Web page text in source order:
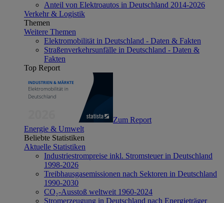
Anteil von Elektroautos in Deutschland 2014-2026
Verkehr & Logistik
Themen
Weitere Themen
Elektromobilität in Deutschland - Daten & Fakten
Straßenverkehrsunfälle in Deutschland - Daten &
Fakten
Top Report
Zum Report
Energie & Umwelt
Beliebte Statistiken
Aktuelle Statistiken
Industriestrompreise inkl. Stromsteuer in Deutschland
1998-2026
Treibhausgasemissionen nach Sektoren in Deutschland
1990-2030
CO₂-Ausstoß weltweit 1960-2024
Stromerzeugung in Deutschland nach Energieträger